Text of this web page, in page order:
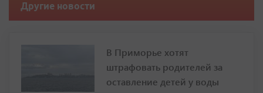
Другие новости
В Приморье хотят
штрафовать родителей за
оставление детей у воды